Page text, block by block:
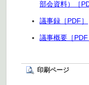
部会資料）［
議事録［PDF］
議事概要［PDF
印刷ページ